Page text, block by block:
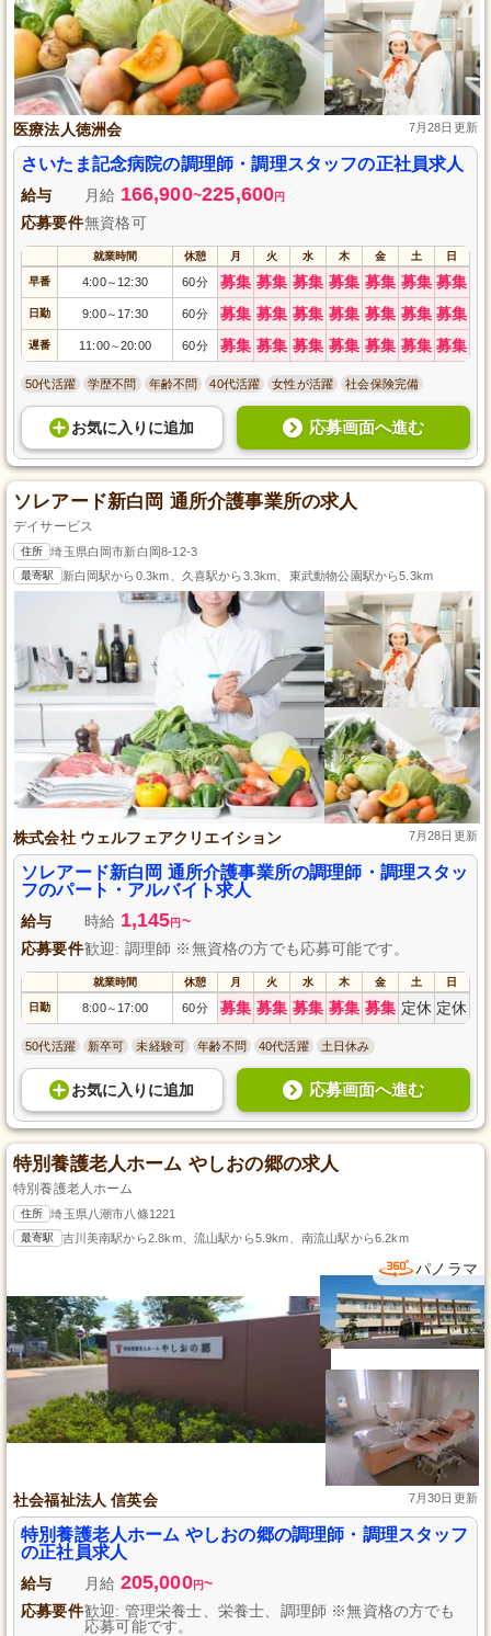
医療法人徳洲会 7月28日更新
さいたま記念病院の調理師・調理スタッフの正社員求人
給与 月給 166,900~225,600円
応募要件無資格可
就業時間 休憩 月 火 水 木 金 土 日
早番 4:00～ 12:30 60分 募集 募集 募集 募集 募集 募集 募集
日勤 9:00～ 17:30 60分 募集 募集 募集 募集 募集 募集 募集
遅番 11:00～20:00 60分 募集 募集 募集 募集 募集 募集 募集
50代活躍 学歴不問 年齢不問 40代活躍 女性が活躍 社会保険完備
お気に入り に追加 応募画面へ進む
ソレアード新白岡 通所介護事業所の求人
デイサービス
住所 埼玉県白岡市新白岡8-12-3
最寄駅 新白岡駅から0.3km、久喜駅から3.3km、東武動物公園駅から5.3km
株式会社 ウェルフェアクリエイション 7月28日更新
ソレアード新白岡 通所介護事業所の調理師・調理スタッ
フのパート・アルバイト求人
給与 時給 1,145円 ~
応募要件歓迎: 調理師 ※無資格の方でも応募可能です。
就業時間 休憩 月 火 水 木 金 土 日
日勤 8:00～ 17:00 60分 募集 募集 募集 募集 募集 定休 定休
50代活躍 新卒可 未経験可 年齢不問 40代活躍 土日休み
お気に入り に追加 応募画面へ進む
特別養護老人ホーム やしおの郷の求人
特別養護老人ホーム
住所 埼玉県八潮市八條1221
最寄駅 吉川美南駅から2.8km、流山駅から5.9km、南流山駅から6.2km
パノラマ
社会福祉法人 信英会 7月30日更新
特別養護老人ホーム やしおの郷の調理師・調理スタッフ
の正社員求人
給与 月給 205,000円~
応募要件歓迎: 管理栄養士、栄養士、調理師 ※無資格の方でも
応募可能です。